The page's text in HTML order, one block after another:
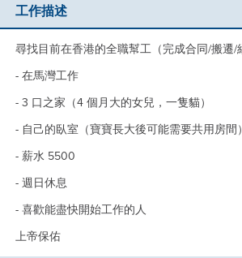
工作描述
尋找目前在香港的全職幫工（完成合同/搬遷/
- 在馬灣工作
- 3 口之家（4 個月大的女兒，一隻貓）
- 自己的臥室（寶寶長大後可能需要共用房間）
- 薪水 5500
- 週日休息
- 喜歡能盡快開始工作的人
上帝保佑